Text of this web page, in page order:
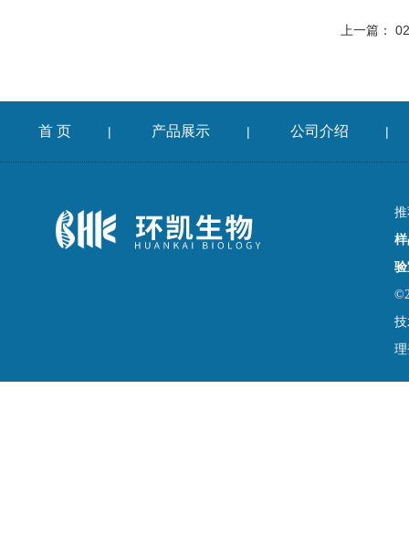
上一篇：
首 页 | 产品展示 | 公司介绍 |